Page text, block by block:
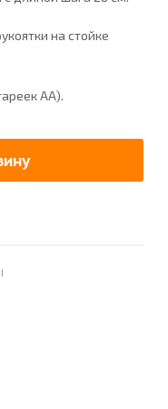
на стойке
АА).